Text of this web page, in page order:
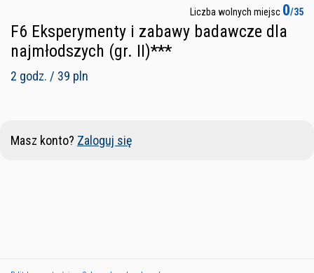
Liczba wolnych miejsc 0/35
F6 Eksperymenty i zabawy badawcze dla
najmłodszych (gr. II)***
2 godz. / 39 pln
Masz konto? Zaloguj się